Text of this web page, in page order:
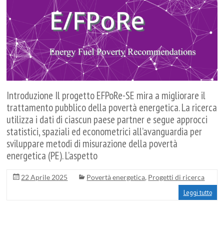
Studi
in
Economia
e
Regolazione
dei
Servizi,
dell'industria
e
del
Settore
Pubblico
Introduzione Il progetto EFPoRe-SE mira a migliorare il
trattamento pubblico della povertà energetica. La ricerca
utilizza i dati di ciascun paese partner e segue approcci
statistici, spaziali ed econometrici all’avanguardia per
sviluppare metodi di misurazione della povertà
energetica (PE). L’aspetto
22 Aprile 2025 Povertà energetica, Progetti di ricerca
Leggi tutto